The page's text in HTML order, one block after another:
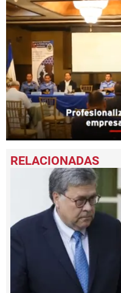
seconds
of